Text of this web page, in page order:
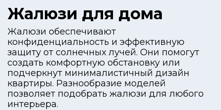
Жалюзи для дома
Жалюзи обеспечивают
конфиденциальность и эффективную
защиту от солнечных лучей. Они помогут
создать комфортную обстановку или
подчеркнут минималистичный дизайн
квартиры. Разнообразие моделей
позволяет подобрать жалюзи для любого
интерьера.